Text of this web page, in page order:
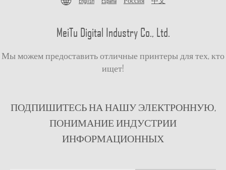
MeiTu Digital Industry Co., Ltd.
Мы можем предоставить отличные принтеры для тех, кто
ищет!
ПОДПИШИТЕСЬ НА НАШУ ЭЛЕКТРОННУЮ,
ПОНИМАНИЕ ИНДУСТРИИ
ИНФОРМАЦИОННЫХ